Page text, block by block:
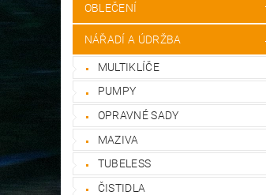
OBLEČENÍ
NÁŘADÍ A ÚDRŽBA
MULTIKLÍČE
PUMPY
OPRAVNÉ SADY
MAZIVA
TUBELESS
ČISTIDLA